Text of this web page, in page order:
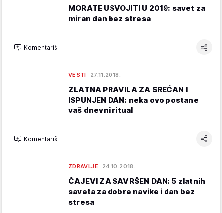
MORATE USVOJITI U 2019: savet za
miran dan bez stresa
Komentariši
VESTI 27.11.2018.
ZLATNA PRAVILA ZA SREĆAN I
ISPUNJEN DAN: neka ovo postane
vaš dnevni ritual
Komentariši
ZDRAVLJE 24.10.2018.
ČAJEVI ZA SAVRŠEN DAN: 5 zlatnih
saveta za dobre navike i dan bez
stresa